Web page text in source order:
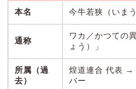
本名 今牛若狭（いま
通称
ワカ／かつての
ょう）」
所属（過
去）
煌道連合 代表 →
バー